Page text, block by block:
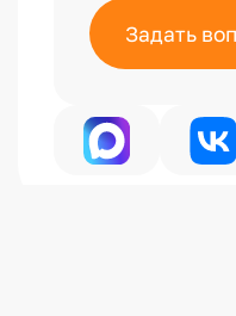
Задать